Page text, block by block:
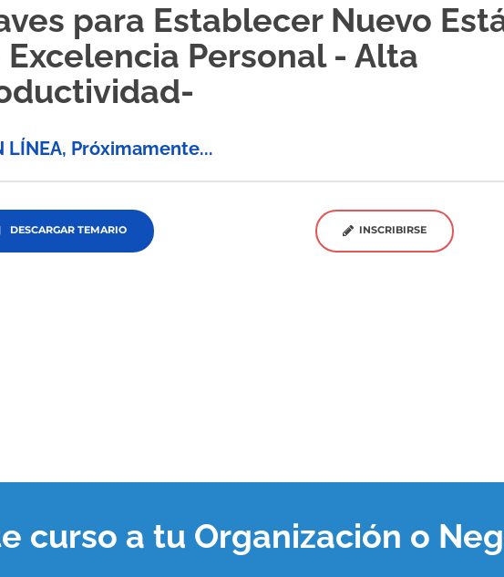
para Establecer Nuevo
Excelencia Personal - Alta
LÍNEA, Próximamente...
DESCARGAR TEMARIO INSCRIBIRSE
curso a tu Organización o